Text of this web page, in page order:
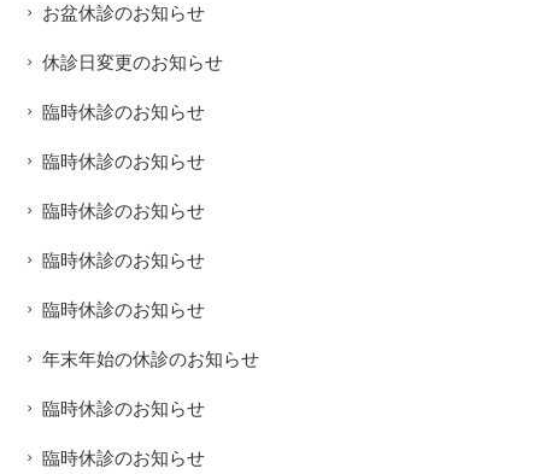
お盆休診のお知らせ
休診日変更のお知らせ
臨時休診のお知らせ
臨時休診のお知らせ
臨時休診のお知らせ
臨時休診のお知らせ
臨時休診のお知らせ
年末年始の休診のお知らせ
臨時休診のお知らせ
臨時休診のお知らせ